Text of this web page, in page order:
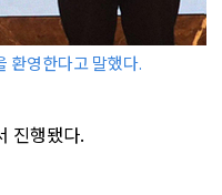
환영한다고 말했다.
진행됐다.